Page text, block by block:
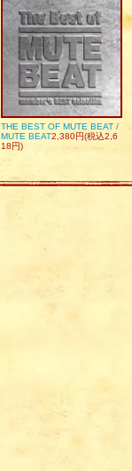
THE BEST OF MUTE BEAT /
MUTE BEAT2,380円(税込2,6
18円)